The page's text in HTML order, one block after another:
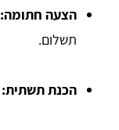
הצעה חתומה:
תשלום.
הכנת תשתית: